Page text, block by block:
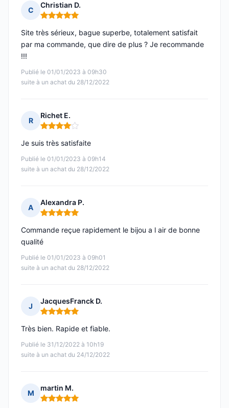
C
Christian D.
Note : 5 sur 5
Publié le 01/01/2023 à 09h30
suite à un achat du 28/12/2022
Site très sérieux, bague superbe, totalement satisfait
par ma commande, que dire de plus ? Je recommande
!!!
R
Richet E.
Note : 4 sur 5
Publié le 01/01/2023 à 09h14
suite à un achat du 28/12/2022
Je suis très satisfaite
A
Alexandra P.
Note : 5 sur 5
Publié le 01/01/2023 à 09h01
suite à un achat du 28/12/2022
Commande reçue rapidement le bijou a l air de bonne
qualité
J
JacquesFranck D.
Note : 5 sur 5
Publié le 31/12/2022 à 10h19
suite à un achat du 24/12/2022
Très bien. Rapide et fiable.
M
martin M.
Note : 5 sur 5